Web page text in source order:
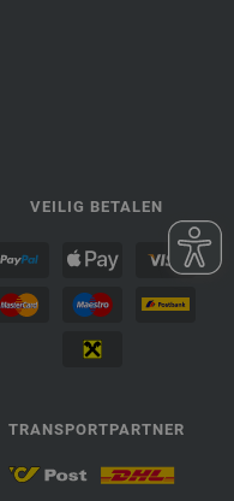
VEILIG BETALEN
TRANSPORTPARTNER